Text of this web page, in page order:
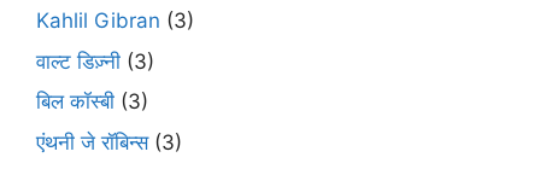
Kahlil Gibran (3)
वाल्ट डिज़्नी (3)
बिल कॉस्बी (3)
एंथनी जे रॉबिन्स(3)